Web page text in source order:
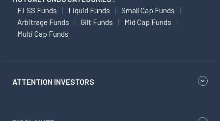
ELSS Funds Liquid Funds
Small Cap Funds
Arbitrage Funds
Gilt Funds
Mid Cap Funds
Multi Cap Funds
ATTENTION INVESTORS